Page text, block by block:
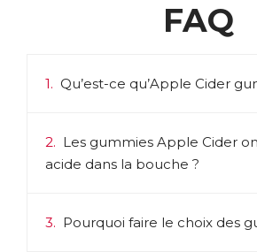
FAQ
1. Qu’est-ce qu’Apple Cider
2. Les gummies Apple Cider
acide dans la bouche ?
3. Pourquoi faire le choix des